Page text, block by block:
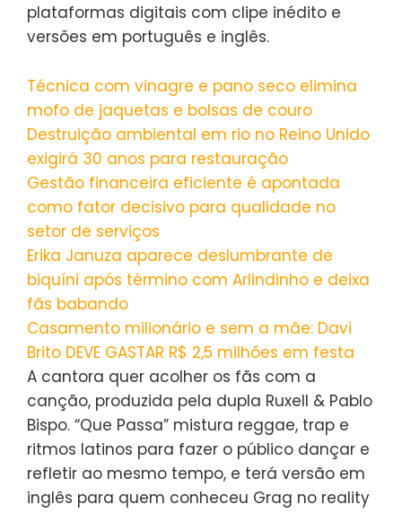
plataformas digitais com clipe inédito e
versões em português e inglês.
Técnica com vinagre e pano seco elimina
mofo de jaquetas e bolsas de couro
Destruição ambiental em rio no Reino Unido
exigirá 30 anos para restauração
Gestão financeira eficiente é apontada
como fator decisivo para qualidade no
setor de serviços
Erika Januza aparece deslumbrante de
biquíni após término com Arlindinho e deixa
fãs babando
Casamento milionário e sem a mãe: Davi
Brito DEVE GASTAR R$ 2,5 milhões em festa
A cantora quer acolher os fãs com a
canção, produzida pela dupla Ruxell & Pablo
Bispo. “Que Passa” mistura reggae, trap e
ritmos latinos para fazer o público dançar e
refletir ao mesmo tempo, e terá versão em
inglês para quem conheceu Grag no reality